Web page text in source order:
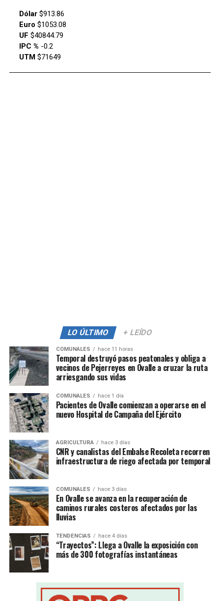
Dólar$913.86
Euro $1053.08
UF $40844.79
IPC % -0.2
UTM$71649
LO ÚLTIMO + LEÍDO
COMUNALES hace 11 horas
Temporal destruyó pasos peatonales y obliga a
vecinos de Pejerreyes en Ovalle a cruzar la ruta
arriesgando sus vidas
COMUNALES hace 1 día
Pacientes de Ovalle comienzan a operarse en el
nuevo Hospital de Campaña del Ejército
AGRICULTURA hace 3 días
CNR y canalistas del Embalse Recoleta recorren
infraestructura de riego afectada por temporal
COMUNALES hace 3 días
En Ovalle se avanza en la recuperación de
caminos rurales costeros afectados por las
lluvias
TENDENCIAS hace 4 días
“Trayectos”: Llega a Ovalle la exposición con
más de 300 fotografías instantáneas